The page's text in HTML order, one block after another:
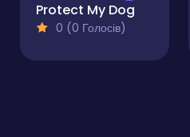
Protect My Dog
0 (0 Голосів)